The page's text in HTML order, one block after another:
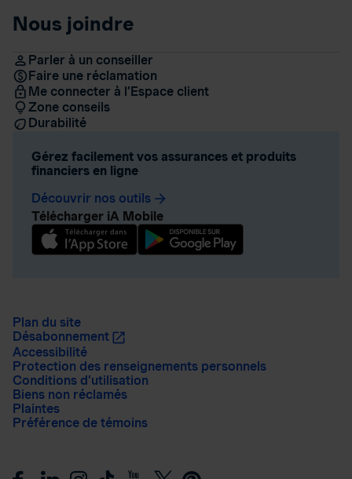
Nous joindre
Parler à un conseiller
Faire une réclamation
Me connecter à l’Espace client
Zone conseils
Durabilité
Gérez facilement vos assurances et produits
financiers en ligne
Découvrir nos outils arrow_forward
Télécharger iA Mobile
Plan du site
Désabonnement
Accessibilité
Protection des renseignements personnels
Conditions d’utilisation
Biens non réclamés
Plaintes
Préférence de témoins